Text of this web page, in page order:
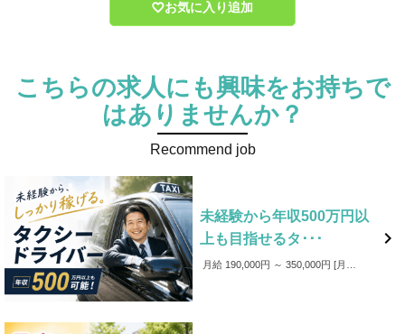
お気に入り追加
こちらの求人にも興味をお持ちで
はありませんか？
Recommend job
未経験から年収500万円以
上も目指せるタ･･･
月給 190,000円 ～ 350,000円 月給19万～35万円以上可（基本給＋諸手当＋歩合給） ※営業成績・勤務実績による。 ※入社12ヶ月間は保障給あり（10,000円/月） 【モデル年収】 40歳代 年収約620万円 （平均月収47.0万円 ＋ 賞与2回 57.8万円） 40歳代 年収約560万円 （平均月収 41.9万円 ＋ 賞与2回 55.2万円） 50歳代 年収 約500万円 （平均月収 37.6万円 ＋ 賞与2回 55.2万円）
